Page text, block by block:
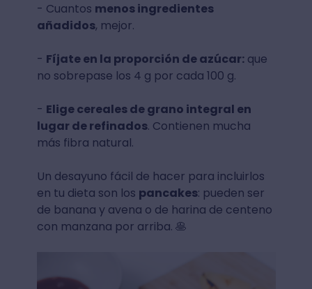
- Cuantos menos ingredientes
añadidos, mejor.
- Fíjate en la proporción de azúcar:que
no sobrepase los 4 g por cada 100 g.
- Elige cereales de grano integral en
lugar de refinados. Contienen mucha
más fibra natural.
Un desayuno fácil de hacer para incluirlos
en tu dieta son los pancakes: pueden ser
de banana y avena o de harina de centeno
con manzana por arriba. 🥞